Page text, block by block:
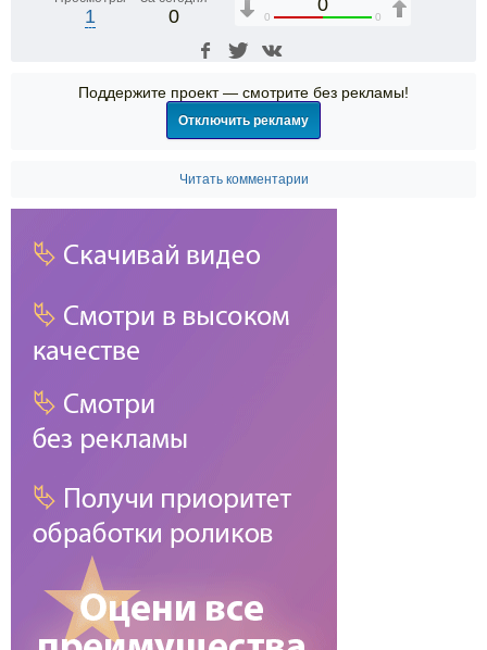
1 0
0
0 0
Поддержите проект — смотрите без рекламы!
Отключить рекламу
Читать комментарии